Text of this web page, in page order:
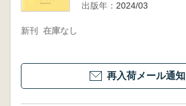
出版年： 2024/03
新刊 在庫なし
再入荷メール通知